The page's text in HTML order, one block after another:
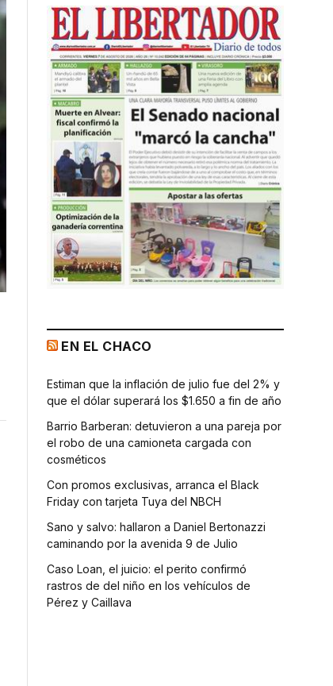
EN EL CHACO
Estiman que la inflación de julio fue del 2% y
que el dólar superará los $1.650 a fin de año
Barrio Barberan: detuvieron a una pareja por
el robo de una camioneta cargada con
cosméticos
Con promos exclusivas, arranca el Black
Friday con tarjeta Tuya del NBCH
Sano y salvo: hallaron a Daniel Bertonazzi
caminando por la avenida 9 de Julio
Caso Loan, el juicio: el perito confirmó
rastros de del niño en los vehículos de
Pérez y Caillava